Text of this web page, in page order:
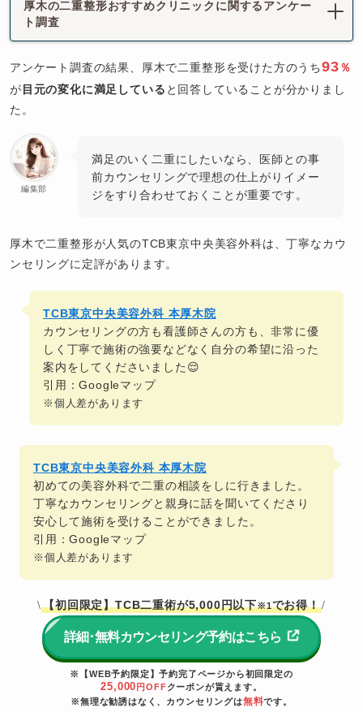
厚木の二重整形おすすめクリニックに関するアンケー
ト調査
アンケート調査の結果、厚木で二重整形を受けた方のうち93％
が 目元の変化に満足している と回答していることが分かりまし
た。
編集部
満足のいく二重にしたいなら、医師との事
前カウンセリングで理想の仕上がりイメー
ジをすり合わせておくことが重要です。
厚木で二重整形が人気のTCB東京中央美容外科は、丁寧なカウ
ンセリングに定評があります。
TCB東京中央美容外科 本厚木院
カウンセリングの方も看護師さんの方も、非常に優
しく丁寧で施術の強要などなく自分の希望に沿った
案内をしてくださいました😌
引用：Googleマップ
※個人差があります
TCB東京中央美容外科 本厚木院
初めての美容外科で二重の相談をしに行きました。
丁寧なカウンセリングと親身に話を聞いてくださり
安心して施術を受けることができました。
引用：Googleマップ
※個人差があります
\【初回限定】TCB二重術が5,000円以下※1でお得！/
詳細･無料カウンセリング予約はこちら
※【WEB予約限定】予約完了ページから初回限定の
25,000 円OFFクーポンが貰えます。
※無理な勧誘はなく、カウンセリングは無料です。